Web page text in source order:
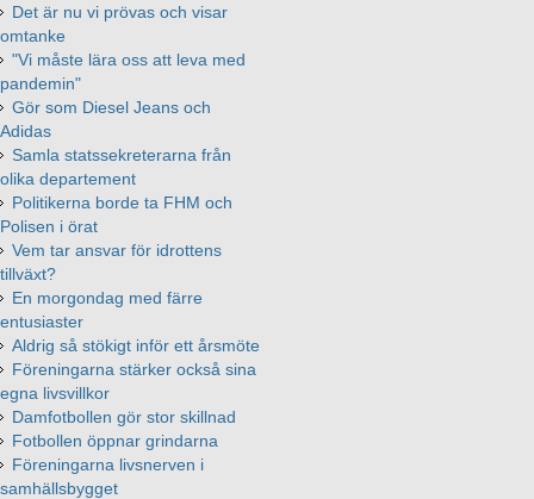
Det är nu vi prövas och visar
omtanke
"Vi måste lära oss att leva med
pandemin"
Gör som Diesel Jeans och
Adidas
Samla statssekreterarna från
olika departement
Politikerna borde ta FHM och
Polisen i örat
Vem tar ansvar för idrottens
tillväxt?
En morgondag med färre
entusiaster
Aldrig så stökigt inför ett årsmöte
Föreningarna stärker också sina
egna livsvillkor
Damfotbollen gör stor skillnad
Fotbollen öppnar grindarna
Föreningarna livsnerven i
samhällsbygget